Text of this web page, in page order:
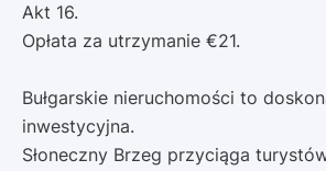
Akt 16.
Opłata za utrzymanie €21.
Bułgarskie nieruchomości to
inwestycyjna.
Słoneczny Brzeg przyciąga